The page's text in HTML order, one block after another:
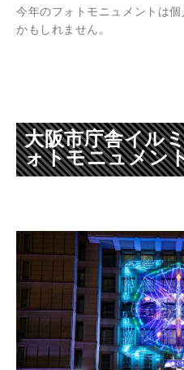
今年のフォトモニュメントは
かもしれません。
大阪市庁舎イル
ォトモニュメン